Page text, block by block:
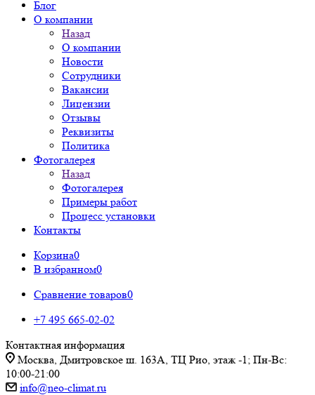
Блог
О компании
Назад
О компании
Новости
Сотрудники
Вакансии
Лицензии
Отзывы
Реквизиты
Политика
Фотогалерея
Назад
Фотогалерея
Примеры работ
Процесс установки
Контакты
Корзина0
В избранном0
Сравнение товаров0
+7 495 665-02-02
Контактная информация
Москва, Дмитровское ш. 163А, ТЦ Рио, этаж -1; Пн-Вс:
10:00-21:00
info@neo-climat.ru